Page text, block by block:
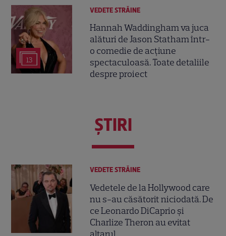
13
VEDETE STRĂINE
Hannah Waddingham va juca
alături de Jason Statham într-
o comedie de acțiune
spectaculoasă. Toate detaliile
despre proiect
ŞTIRI
VEDETE STRĂINE
Vedetele de la Hollywood care
nu s-au căsătorit niciodată. De
ce Leonardo DiCaprio și
Charlize Theron au evitat